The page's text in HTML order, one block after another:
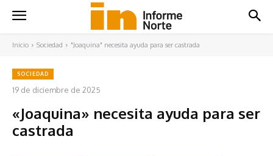
Inicio Sociedad "Joaquina" necesita ayuda para ser castrada
SOCIEDAD
19 de diciembre de 2025
«Joaquina» necesita ayuda para ser
castrada